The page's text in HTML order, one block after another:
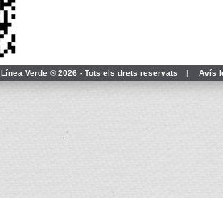
Línea Verde ® 2026 - Tots els drets reservats | Avís